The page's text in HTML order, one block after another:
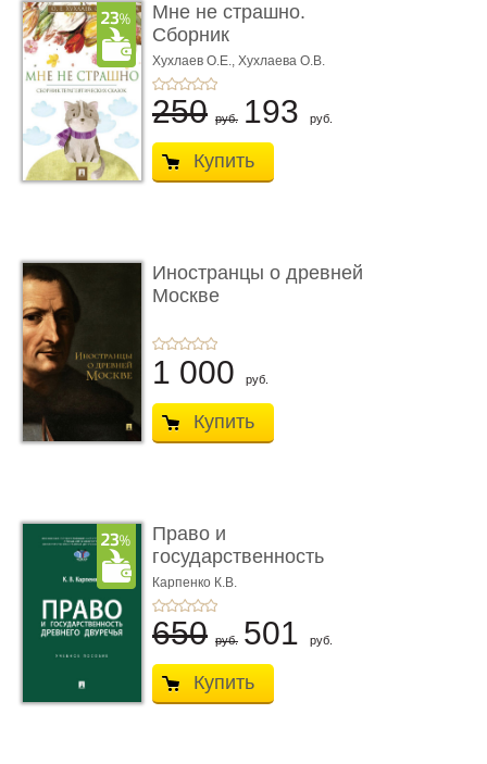
Мне не страшно.
Сборник
терапевтических
сказо� ...
Хухлаев О.Е., Хухлаева О.В.
250 руб. 193 руб.
Купить
Иностранцы о древней
Москве
1 000 руб.
Купить
Право и
государственность
Древнего Двуречья. �
...
Карпенко К.В.
650 руб. 501 руб.
Купить